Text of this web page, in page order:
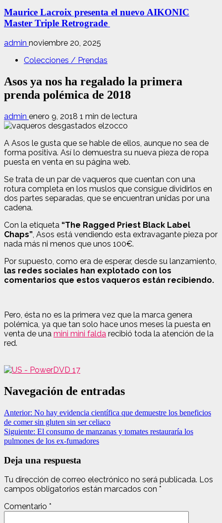
Maurice Lacroix presenta el nuevo AIKONIC
Master Triple Retrograde
admin noviembre 20, 2025
Colecciones / Prendas
Asos ya nos ha regalado la primera
prenda polémica de 2018
admin enero 9, 2018 1 min de lectura
A Asos le gusta que se hable de ellos, aunque no sea de
forma positiva. Así lo demuestra su nueva pieza de ropa
puesta en venta en su página web.
Se trata de un par de vaqueros que cuentan con una
rotura completa en los muslos que consigue dividirlos en
dos partes separadas, que se encuentran unidas por una
cadena.
Con la etiqueta “The Ragged Priest Black Label
Chaps”, Asos está vendiendo esta extravagante pieza por
nada más ni menos que unos 100€.
Por supuesto, como era de esperar, desde su lanzamiento,
las redes sociales han explotado con los
comentarios que estos vaqueros están recibiendo.
Pero, ésta no es la primera vez que la marca genera
polémica, ya que tan solo hace unos meses la puesta en
venta de una mini mini falda recibió toda la atención de la
red.
Navegación de entradas
Anterior: No hay evidencia científica que demuestre los beneficios
de comer sin gluten sin ser celiaco
Siguiente: El consumo de manzanas y tomates restauraría los
pulmones de los ex-fumadores
Deja una respuesta
Tu dirección de correo electrónico no será publicada. Los
campos obligatorios están marcados con *
Comentario *